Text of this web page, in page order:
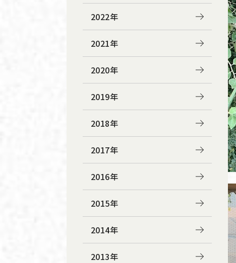
2022年
2021年
2020年
2019年
2018年
2017年
2016年
2015年
2014年
2013年